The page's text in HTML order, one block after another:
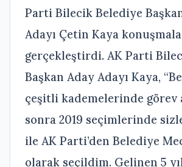
Parti Bilecik Belediye
Adayı Çetin Kaya
gerçekleştirdi. AK Parti
Başkan Aday Adayı Kaya,
çeşitli kademelerinde görev
sonra 2019 seçimlerinde
ile AK Parti’den Belediye
olarak seçildim. Gelinen 5